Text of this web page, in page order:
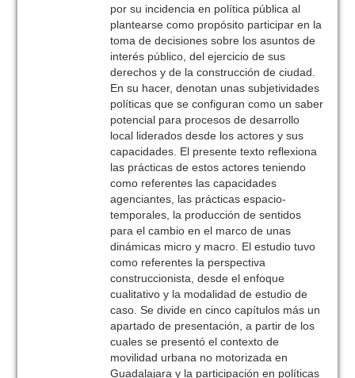
por su incidencia en política pública al
plantearse como propósito participar en la
toma de decisiones sobre los asuntos de
interés público, del ejercicio de sus
derechos y de la construcción de ciudad.
En su hacer, denotan unas subjetividades
políticas que se configuran como un saber
potencial para procesos de desarrollo
local liderados desde los actores y sus
capacidades. El presente texto reflexiona
las prácticas de estos actores teniendo
como referentes las capacidades
agenciantes, las prácticas espacio-
temporales, la producción de sentidos
para el cambio en el marco de unas
dinámicas micro y macro. El estudio tuvo
como referentes la perspectiva
construccionista, desde el enfoque
cualitativo y la modalidad de estudio de
caso. Se divide en cinco capítulos más un
apartado de presentación, a partir de los
cuales se presentó el contexto de
movilidad urbana no motorizada en
Guadalajara y la participación en políticas